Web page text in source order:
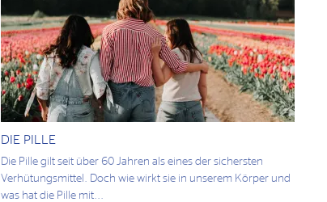
DIE PILLE
Die Pille gilt seit über 60 Jahren als eines der sichersten
Verhütungsmittel. Doch wie wirkt sie in unserem Körper und
was hat die Pille mit...